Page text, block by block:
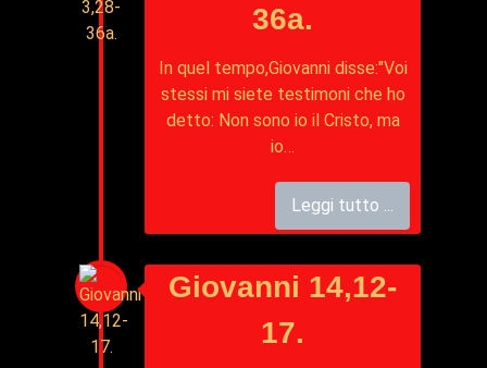
36a.
In quel tempo,Giovanni disse:"Voi
stessi mi siete testimoni che ho
detto: Non sono io il Cristo, ma
io…
Leggi tutto ...
Giovanni 14,12-
17.